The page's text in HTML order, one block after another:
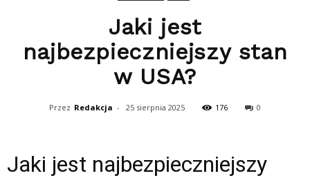
Jaki jest
najbezpieczniejszy stan
w USA?
Przez Redakcja - 25 sierpnia 2025 176 0
Jaki jest najbezpieczniejszy